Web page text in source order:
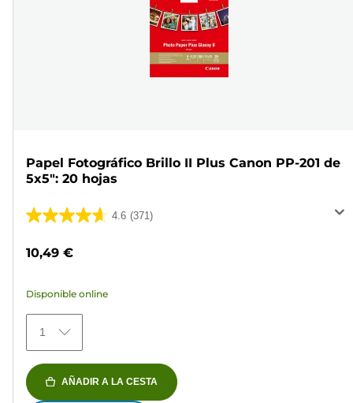
Papel Fotográfico Brillo II Plus Canon PP-201 de
5x5": 20 hojas
4.6 (371)
4.6
5
371
reseñas
10,49 €
Disponible online
1
AÑADIR A LA CESTA